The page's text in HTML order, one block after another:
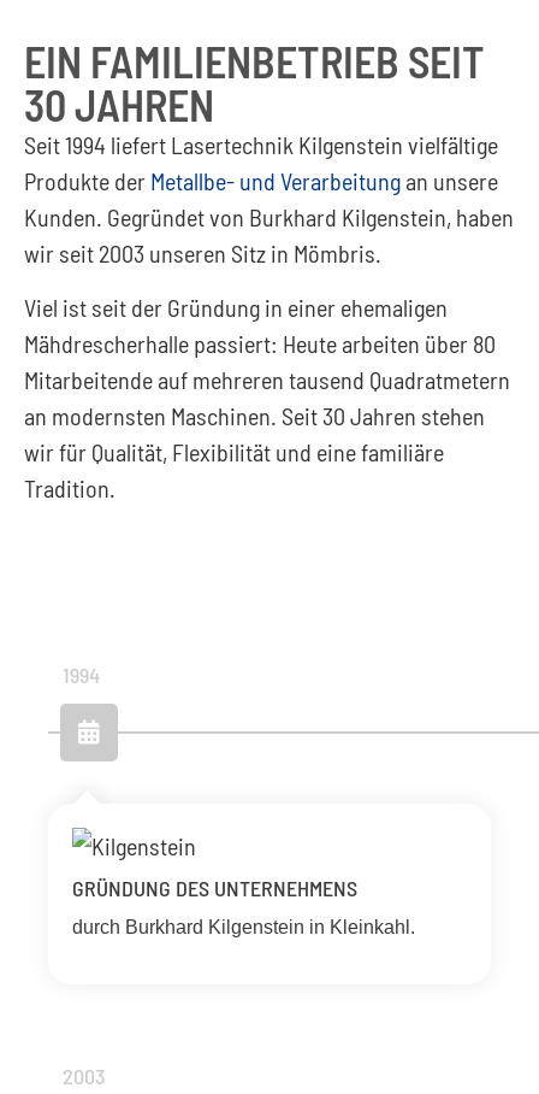
EIN FAMILIENBETRIEB SEIT
30 JAHREN
Seit 1994 liefert Lasertechnik Kilgenstein vielfältige
Produkte der Metallbe- und Verarbeitung an unsere
Kunden. Gegründet von Burkhard Kilgenstein, haben
wir seit 2003 unseren Sitz in Mömbris.
Viel ist seit der Gründung in einer ehemaligen
Mähdrescherhalle passiert: Heute arbeiten über 80
Mitarbeitende auf mehreren tausend Quadratmetern
an modernsten Maschinen. Seit 30 Jahren stehen
wir für Qualität, Flexibilität und eine familiäre
Tradition.
1994
GRÜNDUNG DES UNTERNEHMENS
durch Burkhard Kilgenstein in Kleinkahl.
2003